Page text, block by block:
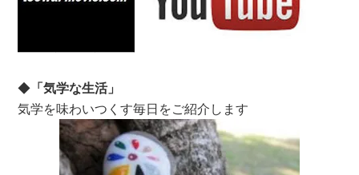
◆ 「気学な生活」
気学を味わいつくす毎日をご紹介します